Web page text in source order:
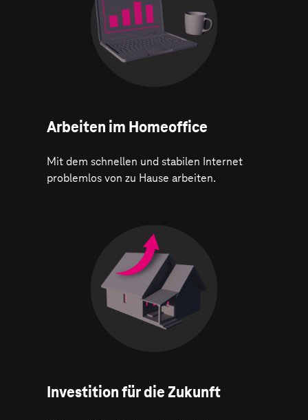
Arbeiten im Homeoffice
Mit dem schnellen und stabilen Internet
problemlos von zu Hause arbeiten.
Investition für die Zukunft